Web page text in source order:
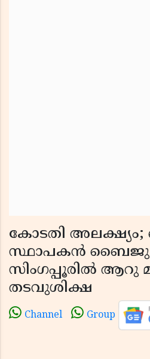
കോടതി
സ്ഥാപകൻ ബൈജു
സിംഗപ്പൂരിൽ ആറു
തടവുശിക്ഷ
Channel Group